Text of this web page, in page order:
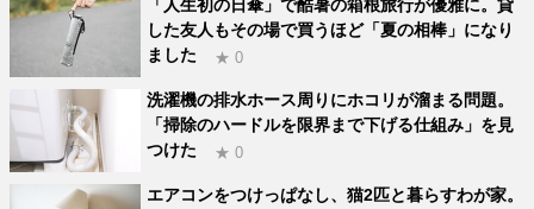
「人生初の日傘」で酷暑の箱根旅行が優雅に。貸
した友人もその場で買うほど「夏の相棒」になり
ました
★ 0
洗濯機の排水ホース周りにホコリが溜まる問題。
「掃除のハードルを限界まで下げる仕組み」を見
つけた
★ 0
エアコンをつけっぱなし、猫2匹と暮らすわが家。